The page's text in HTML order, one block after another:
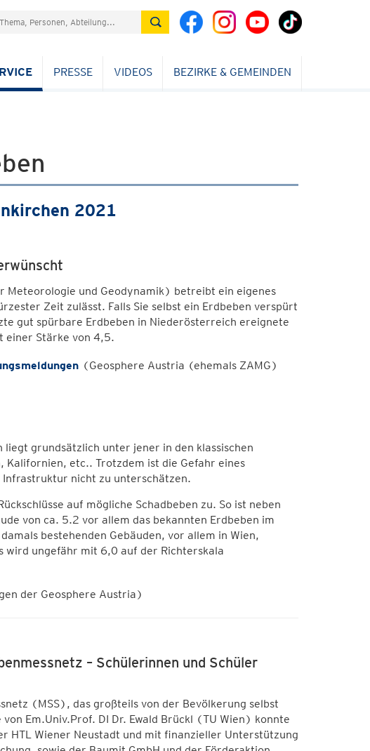
Suchefeld
PRESSE VIDEOS BEZIRKE & GEMEINDEN
2021
Meteorologie und Geodynamik) betreibt ein eigenes
Zeit zulässt. Falls Sie selbst ein Erdbeben verspürt
gut spürbare Erdbeben in Niederösterreich ereignete
einer Stärke von 4,5.
(Geosphere Austria (ehemals ZAMG)
grundsätzlich unter jener in den klassischen
etc.. Trotzdem ist die Gefahr eines
nicht zu unterschätzen.
auf mögliche Schadbeben zu. So ist neben
von ca. 5.2 vor allem das bekannten Erdbeben im
bestehenden Gebäuden, vor allem in Wien,
wird ungefähr mit 6,0 auf der Richterskala
der Geosphere Austria)
– Schülerinnen und Schüler
(MSS), das großteils von der Bevölkerung selbst
Em.Univ.Prof. DI Dr. Ewald Brückl (TU Wien) konnte
HTL Wiener Neustadt und mit finanzieller Unterstützung